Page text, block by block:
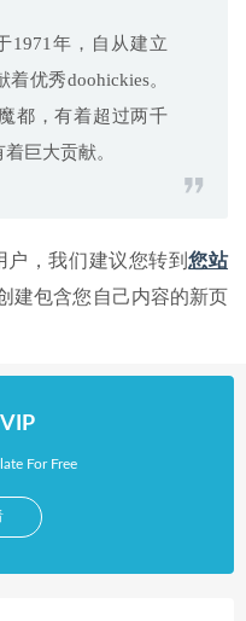
1971年，自从建立
优秀doohickies。
都，有着超过两千
巨大贡献。
户，我们建议您转到您站
建包含您自己内容的新页
For Free